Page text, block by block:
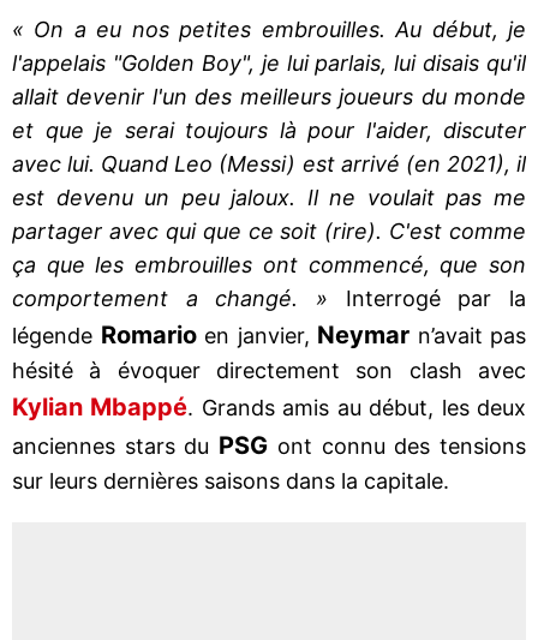
« On a eu nos petites embrouilles. Au début, je
l'appelais "Golden Boy", je lui parlais, lui disais qu'il
allait devenir l'un des meilleurs joueurs du monde
et que je serai toujours là pour l'aider, discuter
avec lui. Quand Leo (Messi) est arrivé (en 2021), il
est devenu un peu jaloux. Il ne voulait pas me
partager avec qui que ce soit (rire). C'est comme
ça que les embrouilles ont commencé, que son
comportement a changé. » Interrogé par la
légende Romario en janvier, Neymar n’avait pas
hésité à évoquer directement son clash avec
Kylian Mbappé. Grands amis au début, les deux
anciennes stars du PSG ont connu des tensions
sur leurs dernières saisons dans la capitale.